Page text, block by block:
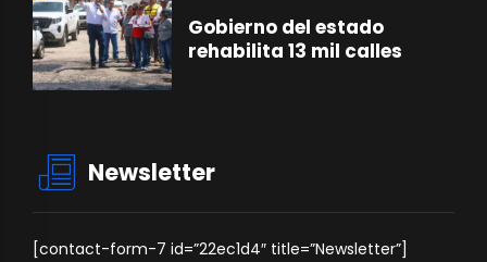
Gobierno del estado
rehabilita 13 mil calles
Newsletter
[contact-form-7 id=”22ec1d4″ title=”Newsletter”]